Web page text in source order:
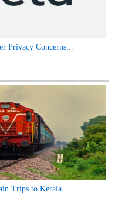
Privacy Concerns...
Trips to Kerala...